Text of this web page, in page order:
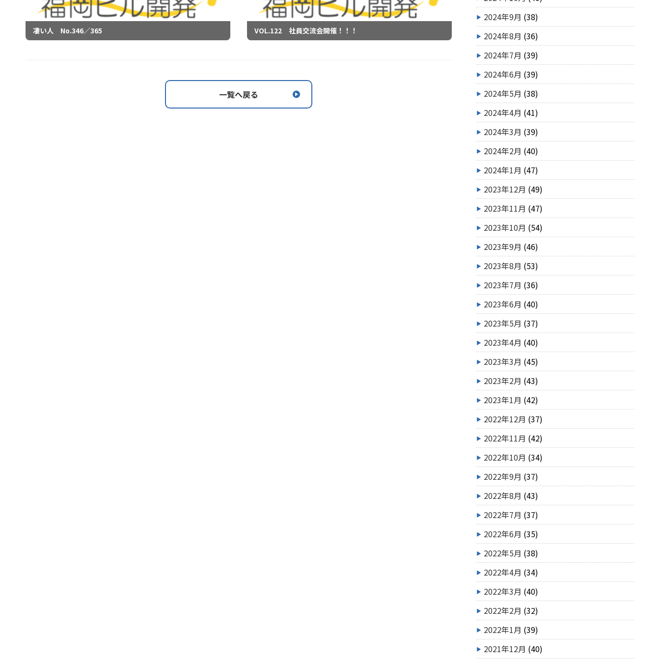
凄い人 No.346／365 VOL.122 社員交流会開催！！！
一覧へ戻る
2024年9月 (38)
2024年8月 (36)
2024年7月 (39)
2024年6月 (39)
2024年5月 (38)
2024年4月 (41)
2024年3月 (39)
2024年2月 (40)
2024年1月 (47)
2023年12月 (49)
2023年11月 (47)
2023年10月 (54)
2023年9月 (46)
2023年8月 (53)
2023年7月 (36)
2023年6月 (40)
2023年5月 (37)
2023年4月 (40)
2023年3月 (45)
2023年2月 (43)
2023年1月 (42)
2022年12月 (37)
2022年11月 (42)
2022年10月 (34)
2022年9月 (37)
2022年8月 (43)
2022年7月 (37)
2022年6月 (35)
2022年5月 (38)
2022年4月 (34)
2022年3月 (40)
2022年2月 (32)
2022年1月 (39)
2021年12月 (40)